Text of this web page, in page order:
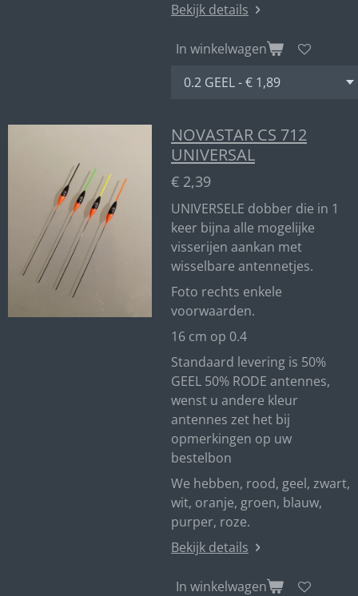
Bekijk details
In winkelwagen
NOVASTAR CS 712
UNIVERSAL
€ 2,39
UNIVERSELE dobber die in 1
keer bijna alle mogelijke
visserijen aankan met
wisselbare antennetjes.
Foto rechts enkele
voorwaarden.
16 cm op 0.4
Standaard levering is 50%
GEEL 50% RODE antennes,
wenst u andere kleur
antennes zet het bij
opmerkingen op uw
bestelbon
We hebben, rood, geel, zwart,
wit, oranje, groen, blauw,
purper, roze.
Bekijk details
In winkelwagen